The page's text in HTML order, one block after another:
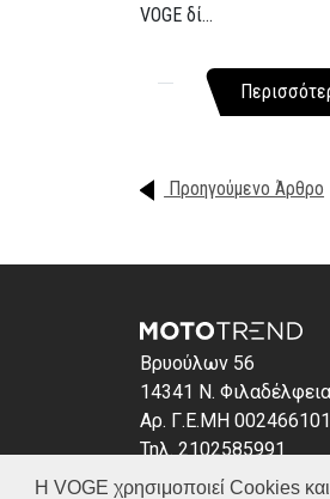
Η VOGE χρησιμοποιεί Cookies και
VOGE δί...
Προηγούμενο Άρθρο
Βρυούλων 56
14341 Ν. Φιλαδέλφεια
Αρ. Γ.Ε.ΜΗ
Τηλ. 2102585991
E-mail: info@voge.gr